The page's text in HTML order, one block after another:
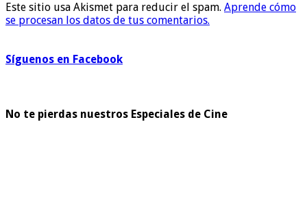
Este sitio usa Akismet para reducir el spam. Aprende cómo
se procesan los datos de tus comentarios.
Síguenos en Facebook
No te pierdas nuestros Especiales de Cine